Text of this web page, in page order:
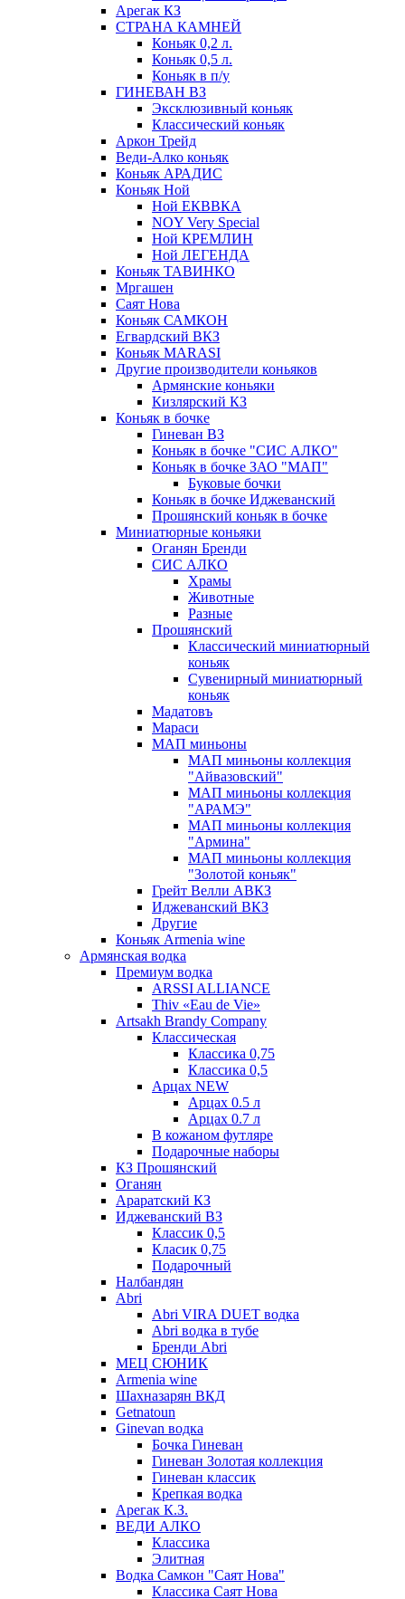
Арегак КЗ
СТРАНА КАМНЕЙ
Коньяк 0,2 л.
Коньяк 0,5 л.
Коньяк в п/у
ГИНЕВАН ВЗ
Эксклюзивный коньяк
Классический коньяк
Аркон Трейд
Веди-Алко коньяк
Коньяк АРАДИС
Коньяк Ной
Ной ЕКВВКА
NOY Very Special
Ной КРЕМЛИН
Ной ЛЕГЕНДА
Коньяк ТАВИНКО
Мргашен
Саят Нова
Коньяк САМКОН
Егвардский ВКЗ
Коньяк MARASI
Другие производители коньяков
Армянские коньяки
Кизлярский КЗ
Коньяк в бочке
Гиневан ВЗ
Коньяк в бочке "СИС АЛКО"
Коньяк в бочке ЗАО "МАП"
Буковые бочки
Коньяк в бочке Иджеванский
Прошянский коньяк в бочке
Миниатюрные коньяки
Оганян Бренди
СИС АЛКО
Храмы
Животные
Разные
Прошянский
Классический миниатюрный
коньяк
Сувенирный миниатюрный
коньяк
Мадатовъ
Мараси
МАП миньоны
МАП миньоны коллекция
"Айвазовский"
МАП миньоны коллекция
"АРАМЭ"
МАП миньоны коллекция
"Армина"
МАП миньоны коллекция
"Золотой коньяк"
Грейт Велли АВКЗ
Иджеванский ВКЗ
Другие
Коньяк Armenia wine
Армянская водка
Премиум водка
ARSSI ALLIANCE
Thiv «Eau de Vie»
Artsakh Brandy Company
Классическая
Классика 0,75
Классика 0,5
Арцах NEW
Арцах 0.5 л
Арцах 0.7 л
В кожаном футляре
Подарочные наборы
КЗ Прошянский
Оганян
Араратский КЗ
Иджеванский ВЗ
Классик 0,5
Класик 0,75
Подарочный
Налбандян
Abri
Abri VIRA DUET водка
Abri водка в тубе
Бренди Abri
МЕЦ СЮНИК
Armenia wine
Шахназарян ВКД
Getnatoun
Ginevan водка
Бочка Гиневан
Гиневан Золотая коллекция
Гиневан классик
Крепкая водка
Арегак К.З.
ВЕДИ АЛКО
Классика
Элитная
Водка Самкон "Саят Нова"
Классика Саят Нова